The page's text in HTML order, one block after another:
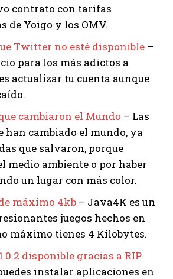
contrato con tarifas
de Yoigo y los OMV.
Twitter no esté disponible –
para los más adictos a
actualizar tu cuenta aunque
cambiaron el Mundo – Las
han cambiado el mundo, ya
que salvaron, porque
medio ambiente o por haber
un lugar con más color.
máximo 4kb – Java4K es un
juegos hechos en
máximo tienes 4 Kilobytes.
disponible gracias a RIP
instalar aplicaciones en